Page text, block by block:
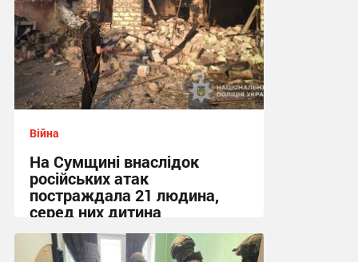
Війна
На Сумщині внаслідок
російських атак
постраждала 21 людина,
серед них дитина
08:30 сьогодні